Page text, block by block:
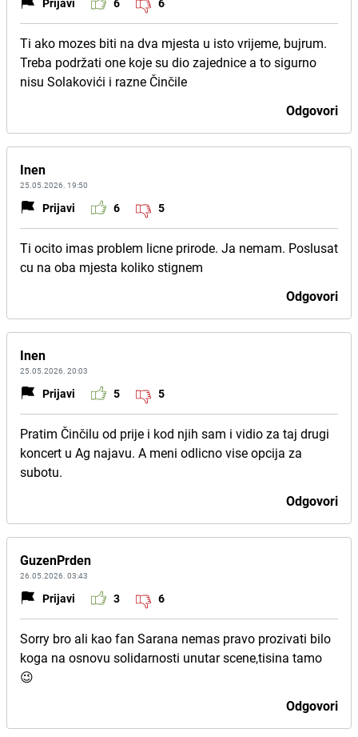
Ti ako mozes biti na dva mjesta u isto vrijeme, bujrum.
Treba podržati one koje su dio zajednice a to sigurno
nisu Solakovići i razne Činčile
Odgovori
Inen
25.05.2026. 19:50
Prijavi 6 5
Ti ocito imas problem licne prirode. Ja nemam. Poslusat
cu na oba mjesta koliko stignem
Odgovori
Inen
25.05.2026. 20:03
Prijavi 5 5
Pratim Činčilu od prije i kod njih sam i vidio za taj drugi
koncert u Ag najavu. A meni odlicno vise opcija za
subotu.
Odgovori
GuzenPrden
26.05.2026. 03:43
Prijavi 3 6
Sorry bro ali kao fan Sarana nemas pravo prozivati bilo
koga na osnovu solidarnosti unutar scene,tisina tamo
😉
Odgovori